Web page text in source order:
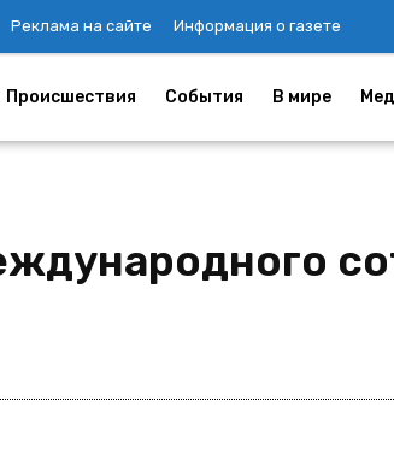
Реклама на сайте Информация о газете
Происшествия События В мире